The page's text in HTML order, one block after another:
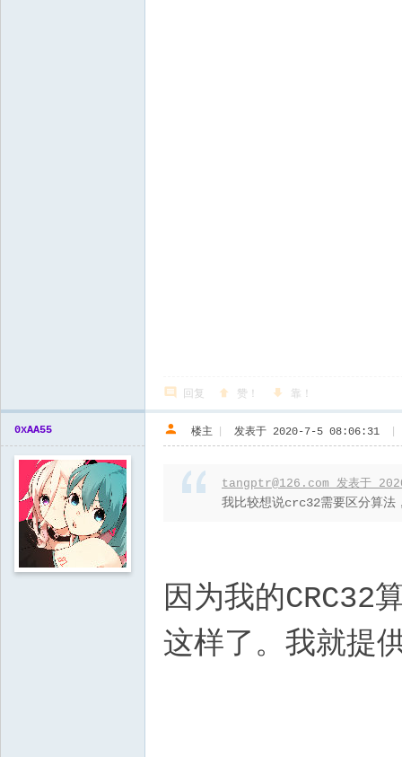
回复 赞！ 靠！
0xAA55 楼主 发表于 2020-7-5 08:06:31
tangptr@126.com 发表于
我比较想说crc32需要区分算
因为我的CRC32
这样了。我就提